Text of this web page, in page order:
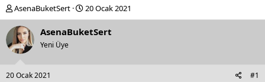
T
h
r
e
a
s
AsenaBuketSert
S
t
a
20 Ocak 2021
AsenaBuketSert
Yeni Üye
20 Ocak 2021 #1